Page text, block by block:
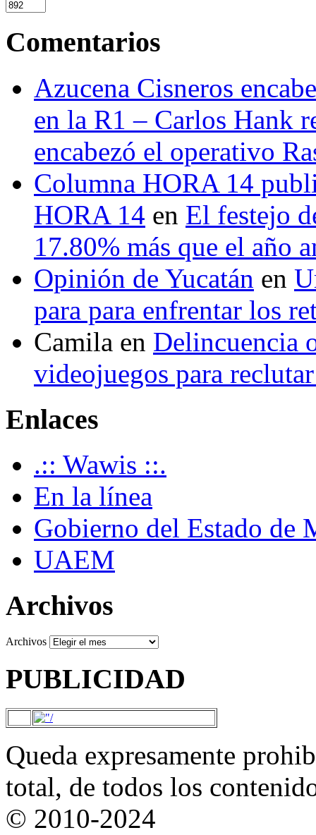
Comentarios
Azucena Cisneros
en la R1 – Carlos Hank
encabezó el operativo
Columna HORA 14
HORA 14 en El festejo
17.80% más que el año
Opinión de Yucatán en
para para enfrentar los
Camila en Delincuencia
videojuegos para
Enlaces
.:: Wawis ::.
En la línea
Gobierno del Estado de
UAEM
Archivos
Archivos
PUBLICIDAD
Queda expresamente
total, de todos los
© 2010-2024